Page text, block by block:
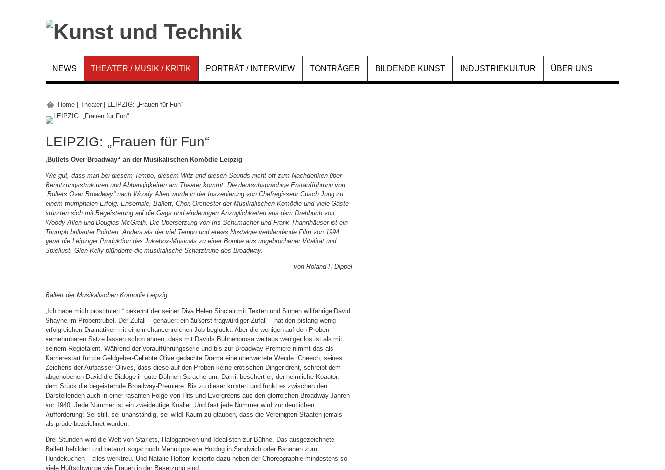
NEWS THEATER / MUSIK / KRITIK PORTRÄT / INTERVIEW TONTRÄGER BILDENDE KUNST INDUSTRIEKULTUR ÜBER UNS
Home Theater LEIPZIG: „Frauen für Fun“
LEIPZIG: „Frauen für Fun“
„Bullets Over Broadway“ an der Musikalischen Komödie Leipzig
Wie gut, dass man bei diesem Tempo, diesem Witz und diesen Sounds nicht oft zum Nachdenken über
Benutzungsstrukturen und Abhängigkeiten am Theater kommt. Die deutschsprachige Erstaufführung von
„Bullets Over Broadway“ nach Woody Allen wurde in der Inszenierung von Chefregisseur Cusch Jung zu
einem triumphalen Erfolg. Ensemble, Ballett, Chor, Orchester der Musikalischen Komödie und viele Gäste
stürzten sich mit Begeisterung auf die Gags und eindeutigen Anzüglichkeiten aus dem Drehbuch von
Woody Allen und Douglas McGrath. Die Übersetzung von Iris Schumacher und Frank Thannhäuser ist ein
Triumph brillanter Pointen. Anders als der viel Tempo und etwas Nostalgie verblendende Film von 1994
gerät die Leipziger Produktion des Jukebox-Musicals zu einer Bombe aus ungebrochener Vitalität und
Spiellust. Glen Kelly plünderte die musikalische Schatztruhe des Broadway.
von Roland H Dippel
Ballett der Musikalischen Komödie Leipzig
„Ich habe mich prostituiert.“ bekennt der seiner Diva Helen Sinclair mit Texten und Sinnen willfährige David
Shayne im Probentrubel. Der Zufall – genauer: ein äußerst fragwürdiger Zufall – hat den bislang wenig
erfolgreichen Dramatiker mit einem chancenreichen Job beglückt. Aber die wenigen auf den Proben
vernehmbaren Sätze lassen schon ahnen, dass mit Davids Bühnenprosa weitaus weniger los ist als mit
seinem Regietalent. Während der Voraufführungsserie und bis zur Broadway-Premiere nimmt das als
Karrierestart für die Geldgeber-Geliebte Olive gedachte Drama eine unerwartete Wende. Cheech, seines
Zeichens der Aufpasser Olives, dass diese auf den Proben keine erotischen Dinger dreht, schreibt dem
abgehobenen David die Dialoge in gute Bühnen-Sprache um. Damit beschert er, der heimliche Koautor,
dem Stück die begeisternde Broadway-Premiere. Bis zu dieser knistert und funkt es zwischen den
Darstellenden auch in einer rasanten Folge von Hits und Evergreens aus den glorreichen Broadway-Jahren
vor 1940. Jede Nummer ist ein zweideutige Knaller. Und fast jede Nummer wird zur deutlichen
Aufforderung: Sei still, sei unanständig, sei wild! Kaum zu glauben, dass die Vereinigten Staaten jemals
als prüde bezeichnet wurden.
Drei Stunden wird die Welt von Starlets, Halbganoven und Idealisten zur Bühne. Das ausgezeichnete
Ballett bebildert und betanzt sogar noch Menütipps wie Hotdog in Sandwich oder Bananen zum
Hundekuchen – alles werktreu. Und Natalie Holtom kreierte dazu neben der Choreographie mindestens so
viele Hüftschwünge wie Frauen in der Besetzung sind.